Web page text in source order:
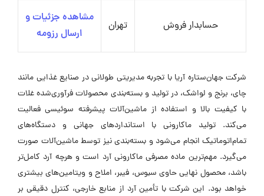
حسابدار فروش تهران
مشاهده جزئیات و
ارسال رزومه
شرکت جهان‌ستاره آریا با تجربه مدیریتی طولانی در صنایع غذایی مانند
چای، برنج و لواشک، در تولید و بسته‌بندی محصولات فرآوری‌شده غلات
با کیفیت بالا و استفاده از ماشین‌آلات پیشرفته سوئیسی فعالیت
می‌کند. تولید ماکارونی با استانداردهای جهانی و دستگاه‌های
تمام‌اتوماتیک انجام می‌شود و بسته‌بندی نیز توسط ماشین‌آلات صورت
می‌گیرد. مهم‌ترین ماده مصرفی ماکارونی آرد است و هرچه آرد کامل‌تر
باشد، محصول نهایی حاوی سبوس، فیبر، املاح و ویتامین‌های بیشتری
خواهد بود. این شرکت با تأمین آرد از منابع خارجی، کنترل دقیقی بر